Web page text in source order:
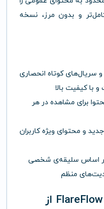
و بدون مرز، نسخه
سریال‌های کوتاه انحصاری
با کیفیت بالا
برای مشاهده در هر
و محتوای ویژه کاربران
بر اساس سلیقه‌ی شخصی
منظم
چرا خرید اکانت پرمیوم FlareFlow از